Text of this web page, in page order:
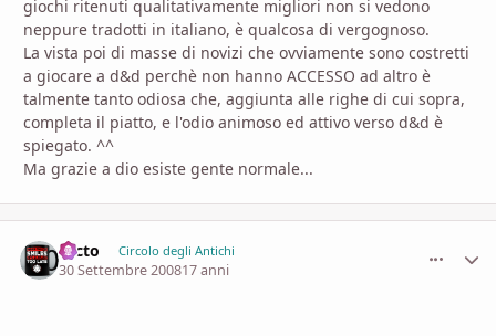
giochi ritenuti qualitativamente migliori non si vedono
neppure tradotti in italiano, è qualcosa di vergognoso.
La vista poi di masse di novizi che ovviamente sono costretti
a giocare a d&d perchè non hanno ACCESSO ad altro è
talmente tanto odiosa che, aggiunta alle righe di cui sopra,
completa il piatto, e l'odio animoso ed attivo verso d&d è
spiegato. ^^
Ma grazie a dio esiste gente normale...
Nicto Circolo degli Antichi
30 Settembre 200817 anni